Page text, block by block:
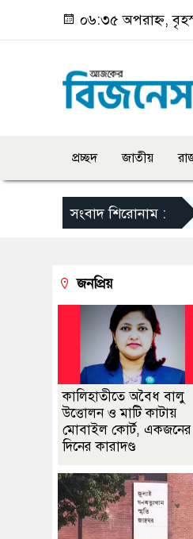
০৬:৩৫ অপরাহ্ন,
প্রচ্ছদ জাতীয়
সংবাদ শিরোনাম :
জনপ্রিয়
কালিহাতীতে অবৈধ বালু
উত্তোলন ও মাটি কাটায়
মোবাইল কোর্ট,
দিনের কারাদণ্ড